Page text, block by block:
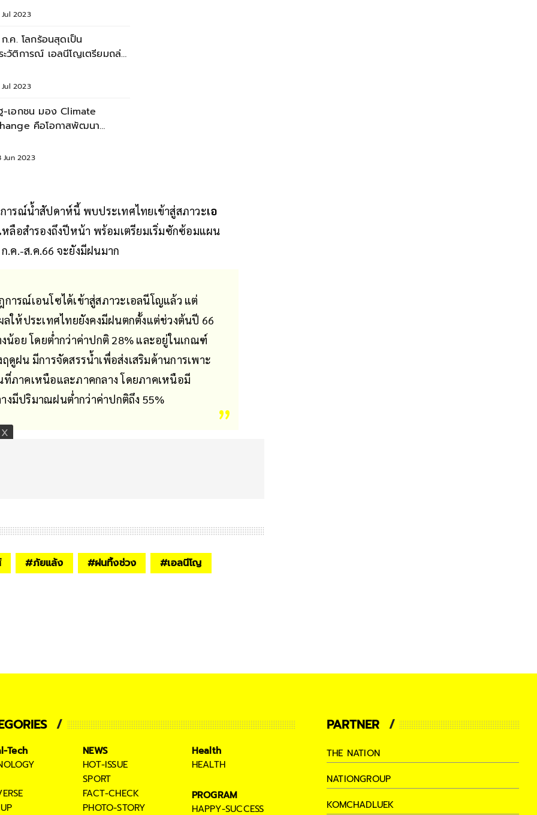
Jul 2023
.ค. โลกร้อนสุดเป็น
ะวัติการณ์ เอลนีโญเตรียมถล่ม
Jul 2023
-เอกชน มอง Climate
คือโอกาสพัฒนา
าคต
Jun 2023
ารณ์น้ำสัปดาห์นี้ พบประเทศไทยเข้าสู่สภาวะเอ
ลือสำรองถึงปีหน้า พร้อมเตรียมเริ่มซักซ้อมแผน
.ค.-ส.ค.66 จะยังมีฝนมาก
ารณ์เอนโซได้เข้าสู่สภาวะเอลนีโญแล้ว แต่
ลให้ประเทศไทยยังคงมีฝนตกตั้งแต่ช่วงต้นปี 66
อย โดยต่ำกว่าค่าปกติ 28% และอยู่ในเกณฑ์
ฝน มีการจัดสรรน้ำเพื่อส่งเสริมด้านการเพาะ
ภาคเหนือและภาคกลาง โดยภาคเหนือมี
มีปริมาณฝนต่ำกว่าค่าปกติถึง 55%
#ภัยแล้ง #ฝนทิ้งช่วง #เอลนีโญ
Tech
NEWS
HOT-ISSUE
SPORT
FACT-CHECK
PHOTO-STORY
Health
HEALTH
PROGRAM
HAPPY-SUCCESS
PARTNER
THE NATION
NATIONGROUP
KOMCHADLUEK